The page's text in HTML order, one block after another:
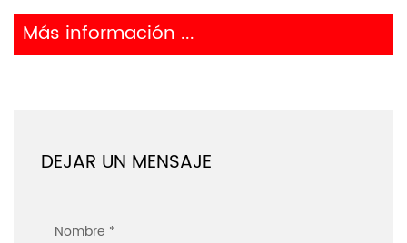
Más información ...
DEJAR UN MENSAJE
Nombre *